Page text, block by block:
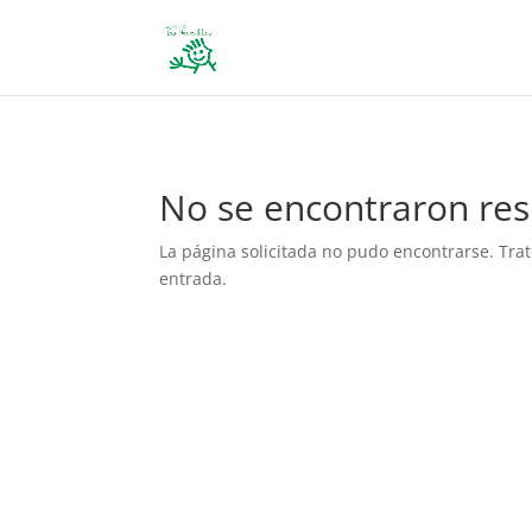
No se encontraron
La página solicitada no pudo encontrarse.
entrada.